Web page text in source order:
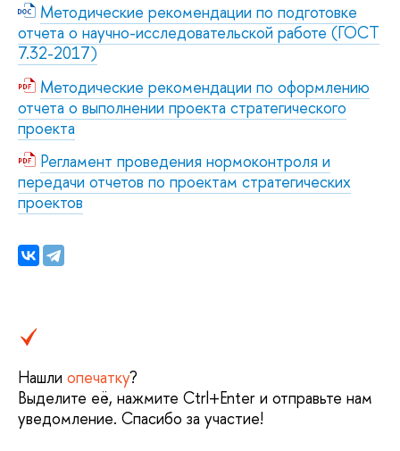
Методические рекомендации по подготовке
отчета о научно-исследовательской работе (ГОСТ
7.32-2017)
Методические рекомендации по оформлению
отчета о выполнении проекта стратегического
проекта
Регламент проведения нормоконтроля и
передачи отчетов по проектам стратегических
проектов
Нашли опечатку?
Выделите её, нажмите Ctrl+Enter и отправьте нам
уведомление. Спасибо за участие!